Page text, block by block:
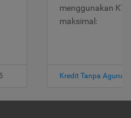
menggunakan
maksimal:
Kredit Tanpa Agunan